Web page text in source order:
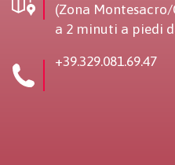
(Zona
a 2 minuti a piedi
+39.329.081.69.47